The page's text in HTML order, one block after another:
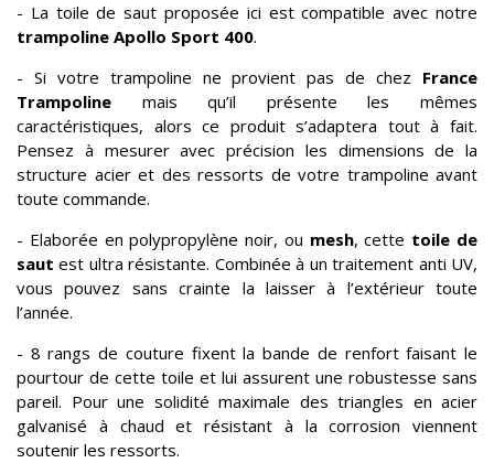
- La toile de saut proposée ici est compatible avec notre
trampoline Apollo Sport 400.
- Si votre trampoline ne provient pas de chez France
Trampoline mais qu’il présente les mêmes
caractéristiques, alors ce produit s’adaptera tout à fait.
Pensez à mesurer avec précision les dimensions de la
structure acier et des ressorts de votre trampoline avant
toute commande.
- Elaborée en polypropylène noir, ou mesh, cette toile de
saut est ultra résistante. Combinée à un traitement anti UV,
vous pouvez sans crainte la laisser à l’extérieur toute
l’année.
- 8 rangs de couture fixent la bande de renfort faisant le
pourtour de cette toile et lui assurent une robustesse sans
pareil. Pour une solidité maximale des triangles en acier
galvanisé à chaud et résistant à la corrosion viennent
soutenir les ressorts.